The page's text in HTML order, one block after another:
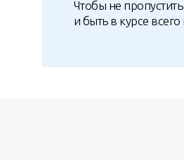
Чтобы не
и быть в курсе